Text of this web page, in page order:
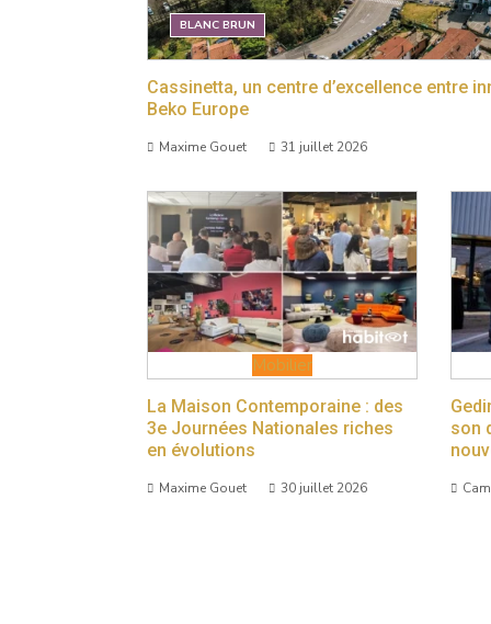
BLANC BRUN
Cassinetta, un centre d’excellence entre
Beko Europe
Maxime Gouet 31 juillet 2026
Mobilier
La Maison Contemporaine : des
3e Journées Nationales riches
en évolutions
Maxime Gouet 30 juillet 2026
son